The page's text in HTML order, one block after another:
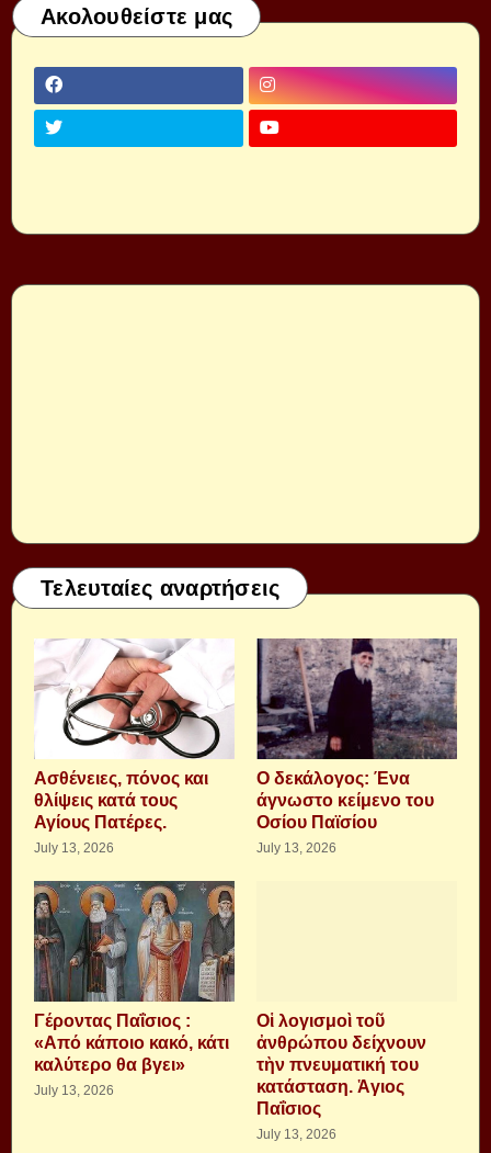
Ακολουθείστε μας
Τελευταίες αναρτήσεις
Aσθένειες, πόνος και
θλίψεις κατά τους
Αγίους Πατέρες.
July 13, 2026
Ο δεκάλογος: Ένα
άγνωστο κείμενο του
Οσίου Παϊσίου
July 13, 2026
Γέροντας Παΐσιος :
«Από κάποιο κακό, κάτι
καλύτερο θα βγει»
July 13, 2026
Οἱ λογισμοὶ τοῦ
ἀνθρώπου δείχνουν
τὴν πνευματική του
κατάσταση. Ἁγιος
Παΐσιος
July 13, 2026